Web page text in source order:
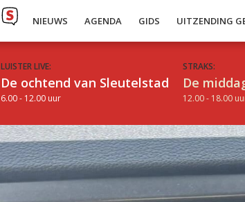
NIEUWS AGENDA GIDS UITZENDING
LUISTER LIVE:
De ochtend van Sleutelstad
6.00 - 12.00 uur
STRAKS:
De
12.00 - 18.00